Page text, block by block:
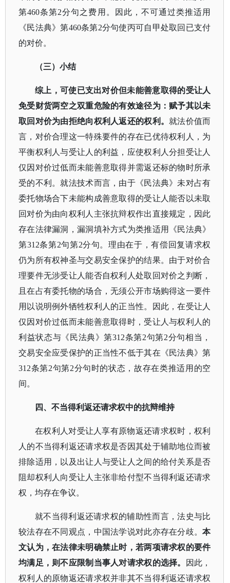
第460条第2分句之费用。因此，不可通过类推适用
《民法典》第460条第2分句使丙可自甲处取回已支付
的对价。
（三）小结
综上，可使已支出对价但未能善意取得的受让人
免受财货两空之双重危险的有效途径为：赋予其以未
取回对价为由拒绝向权利人返还的权利。 就法价值而
言，对价合理这一特殊要件的存在已优待权利人，为
平衡权利人与受让人的利益，应使权利人分担受让人
仅因对价过低而未能善意取得并需返还标的物时所承
受的不利。就法技术而言，由于《民法典》未对占有
委托物场合下未能构成善意取得的受让人能否以未取
回对价为由向权利人主张抗辩权作出直接规定，因此
存在法律漏洞，漏洞填补方式为类推适用《民法典》
第312条第2句第2分句。理由在于，有偿回复请求权
仍为所有权神圣与交易安全保护的结果。由于对价合
理要件无涉受让人能否自权利人处取回对价之判断，
且在占有委托物的场合，无须公开市场购得这一要件
用以说明例外牺牲权利人的正当性。因此，在受让人
仅因对价过低而未能善意取得时，受让人与权利人的
利益状态与《民法典》第312条第2句第2分句相当，
交易安全应受保护的正当性不低于其在《民法典》第
312条第2句第2分句时的状态，故存在类推适用的空
间。
四、不当得利返还请求权中的抗辩维持
在权利人对受让人享有原物返还请求权时，权利
人的不当得利返还请求权是否因其处于辅助地位而被
排除适用，以及出让人与受让人之间的给付关系是否
阻却权利人向受让人主张非给付型不当得利返还请求
权，均存在争议。
就不当得利返还请求权的辅助性而言，法史与比
较法存在不同观点，中国法学说对此亦存在分歧。本
文认为，在法律未明确禁止时，若两项请求权的要件
均满足，则不应限制当事人对请求权的选择。
因此，
权利人的原物返还请求权并非其不当得利返还请求权